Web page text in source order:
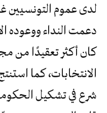
لدى عموم التونسيين
دعمت النداء ووعوده
كان أكثر تعقيدًا من
الانتخابات، كما
شرع في تشكيل